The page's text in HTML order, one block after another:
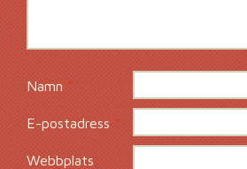
Namn *
E-postadress*
Webbplats